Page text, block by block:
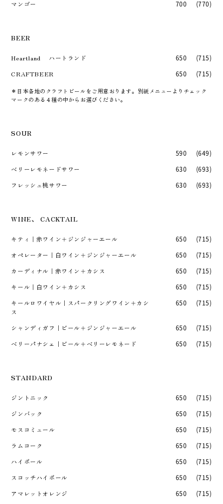
マンゴー 700 (770)
BEER
Heartland ハートランド 650
(715)
CRAFTBEER
650 (715)
＊日本各地のクラフトビールをご用意おります。別紙メニューよりチェック
マークのある４種の中からお選びください。
SOUR
レモンサワー 590
(649)
ベリーレモネードサワー
630
(693)
フレッシュ桃サワー
630 (693)
WINE、 CACKTAIL
キティ｜赤ワイン＋ジンジャーエール 650
(715)
オペレーター｜白ワイン＋ジンジャーエール
650
(715)
カーディナル｜赤ワイン＋カシス
650
(715)
キール｜白ワイン＋カシス
650
(715)
キールロワイヤル｜スパークリングワイン＋カシ
ス
650 (715)
シャンディガフ｜ビール＋ジンジャーエール 650
(715)
ベリーパナシェ｜ビール＋ベリーレモネード
650 (715)
STANDARD
ジントニック 650
(715)
ジンバック
650
(715)
モスコミュール
650
(715)
ラムコーク
650
(715)
ハイボール
650
(715)
スコッチハイボール
650
(715)
アマレットオレンジ
650
(715)